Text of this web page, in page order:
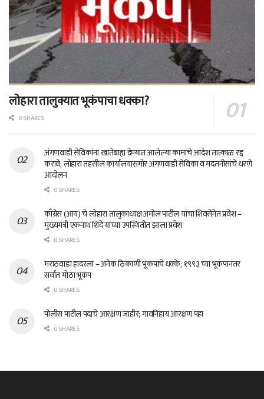
लोहारा तालुक्यात भूकंपाचा धक्का?
0 SHARES
अंगणवाडी सेविकांना खातेबाह्य देण्यात आलेल्या कामांचे आदेश तात्काळ रद्द
करावे; लोहारा तहसील कार्यालयासमोर अंगणवाडी सेविका व मदतनीसांचे धरणे
आंदोलन
0 SHARES
काँग्रेस (आय) चे लोहारा तालुकाध्यक्ष अमोल पाटील यांचा शिवसेनेत प्रवेश –
मुख्यमंत्री एकनाथ शिंदे यांच्या उपस्थितीत झाला प्रवेश
0 SHARES
मराठवाडा हादरला – अनेक ठिकाणी भूकंपाचे धक्के; १९९३ च्या भूकंपानंतर
सर्वात मोठा भूकंप
0 SHARES
पोलीस पाटील पदाचे आरक्षण जाहीर; गावनिहाय आरक्षण पहा
0 SHARES